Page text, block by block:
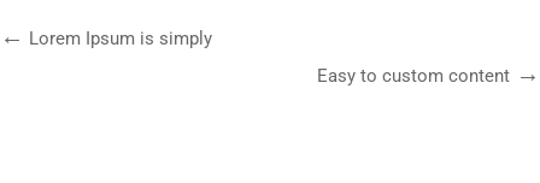
Lorem Ipsum is simply
Easy to custom content